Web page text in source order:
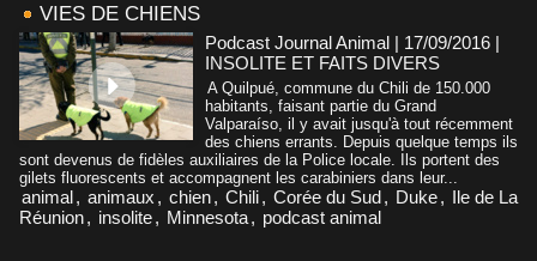
VIES DE CHIENS
Podcast Journal Animal | 17/09/2016 |
INSOLITE ET FAITS DIVERS
A Quilpué, commune du Chili de 150.000
habitants, faisant partie du Grand
Valparaíso, il y avait jusqu'à tout récemment
des chiens errants. Depuis quelque temps ils
sont devenus de fidèles auxiliaires de la Police locale. Ils portent des
gilets fluorescents et accompagnent les carabiniers dans leur...
animal, animaux , chien, Chili, Corée du Sud, Duke, Ile de La
Réunion, insolite, Minnesota, podcast animal